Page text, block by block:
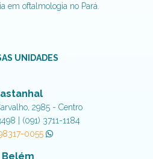
em oftalmologia no Pará.
UNIDADES
2985 - Centro
| (091) 3711-1184
0055
Belém